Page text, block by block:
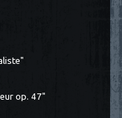
op. 47"